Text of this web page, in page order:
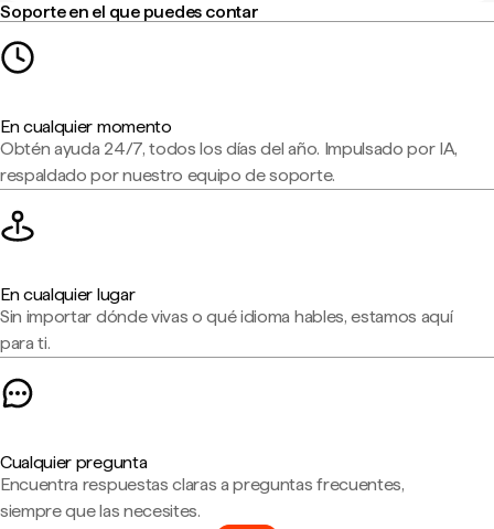
Soporte en el que puedes contar
En cualquier momento
Obtén ayuda 24/7, todos los días del año. Impulsado por IA,
respaldado por nuestro equipo de soporte.
En cualquier lugar
Sin importar dónde vivas o qué idioma hables, estamos aquí
para ti.
Cualquier pregunta
Encuentra respuestas claras a preguntas frecuentes,
siempre que las necesites.